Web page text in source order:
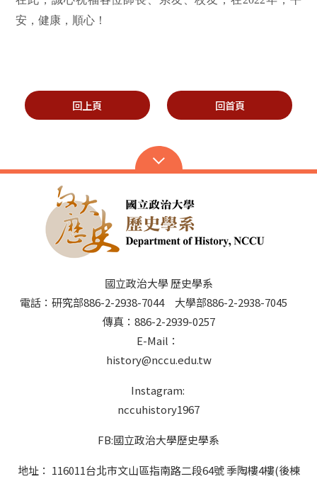
安，健康，順心！
回上頁 回首頁
國立政治大學 歷史學系
電話：研究部886-2-2938-7044 大學部886-2-2938-7045
傳真：886-2-2939-0257
E-Mail：
history@nccu.edu.tw
Instagram:
nccuhistory1967
FB:國立政治大學歷史學系
地址： 116011台北市文山區指南路二段64號 季陶樓4樓(後棟